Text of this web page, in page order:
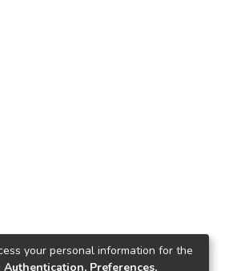
your personal information for the
Authentication, Preferences,